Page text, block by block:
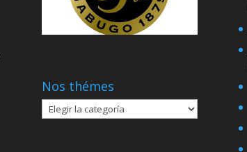
Nos thémes
Nos
thémes